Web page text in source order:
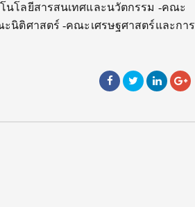
นโลยีสารสนเทศและนวัตกรรม -คณะ
นิติศาสตร์ -คณะเศรษฐศาสตร์และการ